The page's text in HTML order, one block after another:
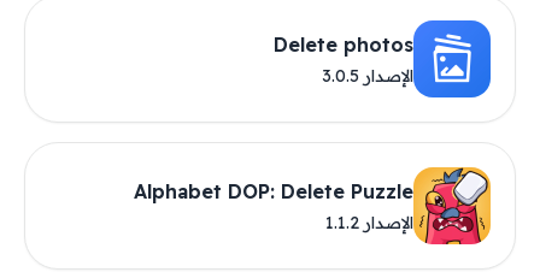
Delete photos
الإصدار 3.0.5
Alphabet DOP: Delete Puzzle
الإصدار 1.1.2